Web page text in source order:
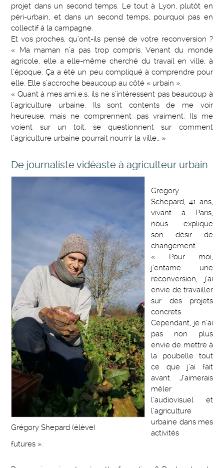
projet dans un second temps. Le tout à Lyon, plutôt en
péri-urbain, et dans un second temps, pourquoi pas en
collectif à la campagne.
Et vos proches, qu’ont-ils pensé de votre reconversion ?
« Ma maman n’a pas trop compris. Venant du monde
agricole, elle a elle-même cherché du travail en ville, à
l’époque. Ça a été un peu compliqué à comprendre pour
elle. Elle s’accroche beaucoup au côté « urbain ».
« Quant à mes ami.e.s, ils ne s’intéressent pas beaucoup à
l’agriculture urbaine. Ils sont contents de me voir
heureuse, mais ne comprennent pas vraiment. Ils me
voient sur un toit, se questionnent sur comment
l’agriculture urbaine pourrait nourrir la ville… »
De journaliste vidéaste à agriculteur urbain
Grégory Shepard (élève)
Gregory
Schepard, 41 ans,
vivant à Paris,
nous explique
son désir de
changement.
« Pour moi,
j’entame une
reconversion, j’ai
envie de travailler
sur des projets
concrets.
Cependant, je n’ai
pas non plus
envie de mettre à
la poubelle tout
ce que j’ai fait
avant. J’aimerais
mêler
l’audiovisuel et
l’agriculture
urbaine dans mes
activités
futures ».